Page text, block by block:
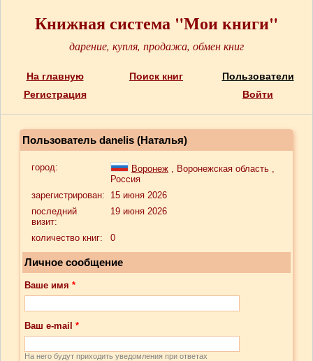
Книжная система "Мои книги"
дарение, купля, продажа, обмен книг
На главную Поиск книг
Пользователи
Регистрация
Войти
Пользователь danelis (Наталья)
город: Воронеж , Воронежская область ,
Россия
зарегистрирован:
15 июня 2026
последний
визит:
19 июня 2026
количество книг: 0
Личное сообщение
Ваше имя *
Ваш e-mail *
На него будут приходить уведомления при ответах